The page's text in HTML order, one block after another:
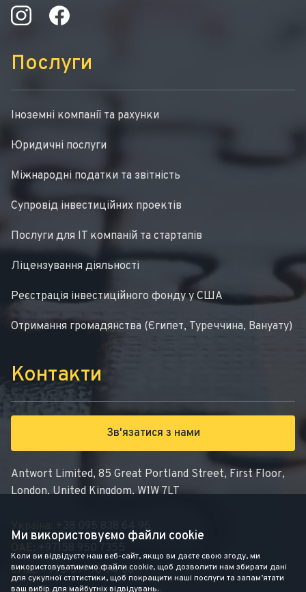
Послуги
Іноземні компанії та рахунки
Юридичні послуги
Міжнародні податки та звітність
Супровід інвестиційних проектів
Послуги для IT компаній та стартапів
Ліцензування діяльності
Реєстрація інвестиційного фонду у США
Отримання громадянства (Єгипет, Туреччина, Вануату)
Контакти
Зв'язатися з нами
Antwort Limited, 85 Great Portland Street, First Floor,
London, United Kingdom, W1W 7LT
+38 095 838 64 96
СНД:+995 591 98 94 08
Ми використовуємо файли cookie
Коли ви відвідуєте наш веб-сайт, якщо ви даєте свою згоду, ми
використовуватимемо файли cookie, щоб дозволити нам збирати дані
для сукупної статистики, щоб покращити наші послуги та запам’ятати
ваш вибір для майбутніх відвідувань.